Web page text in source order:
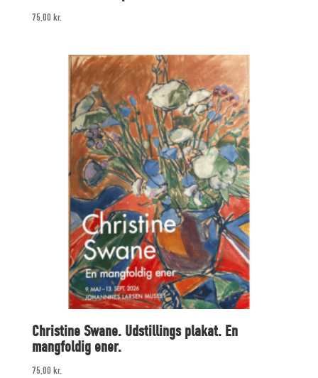
75,00 kr.
Christine Swane. Udstillings plakat. En
mangfoldig ener.
75,00 kr.